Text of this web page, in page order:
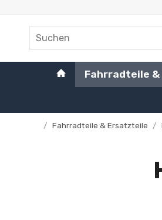
Fahrradteile
/ Fahrradteile & Ersatzteile /